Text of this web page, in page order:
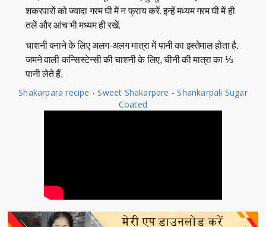
शकरपारों को ज्यादा गरम घी में न फ्राय करें. इन्हें मध्यम गरम घी में ही
तलें और आंच भी मध्यम ही रखें.
चाशनी बनाने के लिए अलग-अलग मात्रा में पानी का इस्तेमाल होता है.
जमने वाली कन्सिस्टेन्सी की चाशनी के लिए, चीनी की मात्रा का ⅓
पानी लेते हैं.
Shakarpara recipe - Sweet Shakarpare - Shankarpali Sugar
Coated